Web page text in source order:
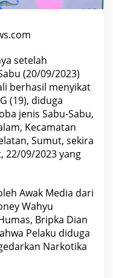
setelah
(20/09/2023)
berhasil menyikat
(19), diduga
jenis Sabu-Sabu,
Kecamatan
Sumut, sekira
22/09/2023 yang
Awak Media dari
Wahyu
Bripka Dian
Pelaku diduga
Narkotika